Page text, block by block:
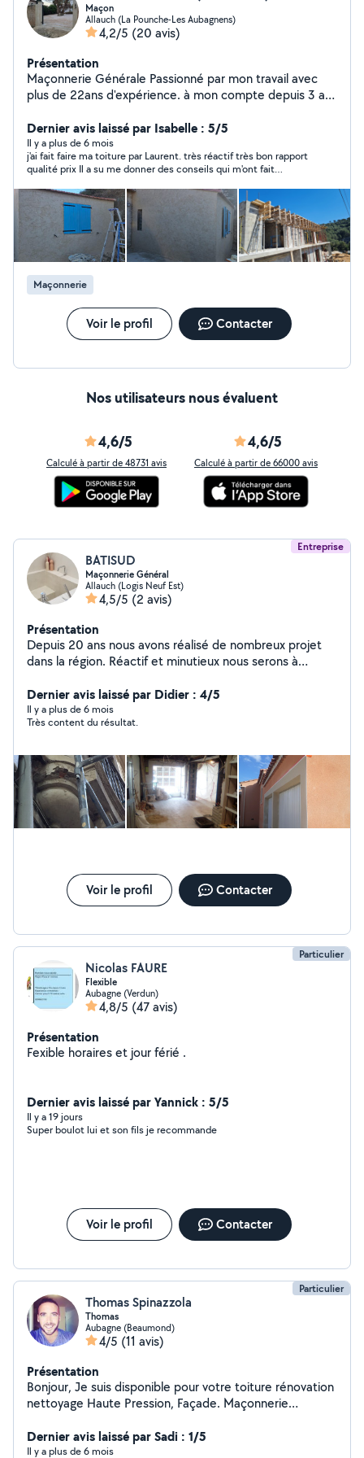
Maçon
Allauch (La Pounche-Les Aubagnens)
4,2/5 (20 avis)
Présentation
Maçonnerie Générale Passionné par mon travail avec
plus de 22ans d'expérience. à mon compte depuis 3 ans
dans les pose et rénovations de toutes types de toit -
Maçonnerie générale neuf et rénovation - construction
de maison -Charpente Couverture -Aménagement
intérieur extérieur - Carrelage sol et fayanse (tous type
de carreaux) - terrassement - piscine traditionnelle ou
moderne - ravalement de façades -placo -Etanchéité -
Création et rénovation de Salle de bain -Pose de
douche à l'italienne -Création et rénovation de Cuisine
C'est avec plaisir que je vous apporte mes
compétences pour qu'ensemble nous réalisons vos
projets Conseil , Déplacement et Devis gratuit
Dernier avis laissé par Isabelle : 5/5
Il y a plus de 6 mois
j'ai fait faire ma toiture par Laurent. très réactif très bon rapport
qualité prix Il a su me donner des conseils qui m'ont fait
sérieu x et à l'écoute. je le recommande vivement.!!!!
Maçonnerie
Voir le profil Contacter
Nos utilisateurs nous évaluent
4,6/5
Calculé à partir de 48731 avis
4,6/5
Calculé à partir de 66000 avis
Entreprise
BATISUD
Maçonnerie Général
Allauch (Logis Neuf Est)
4,5/5 (2 avis)
Présentation
Depuis 20 ans nous avons réalisé de nombreux projet
dans la région. Réactif et minutieux nous serons à
générale Extension et Elévation -Réalisation de clôture -
Charpente et Couverture -Ouverture de mur porteur -
Ravalement de façades -Carrelage et faïence, Sol
douche à l'Italienne ou SPA -Piscine maçonné (y compris
filtration) -Placo, peinture -Etanchéité toit terrasse
Dernier avis laissé par Didier : 4/5
Il y a plus de 6 mois
Très content du résultat.
Voir le profil Contacter
Particulier
Nicolas FAURE
Flexible
Aubagne (Verdun)
4,8/5 (47 avis)
Présentation
Fexible horaires et jour férié .
Dernier avis laissé par Yannick : 5/5
Il y a 19 jours
Super boulot lui et son fils je recommande
Voir le profil Contacter
Particulier
Thomas Spinazzola
Thomas
Aubagne (Beaumond)
4/5 (11 avis)
Présentation
Bonjour, Je suis disponible pour votre toiture rénovation
nettoyage Haute Pression, Façade. Maçonnerie
Dernier avis laissé par Sadi : 1/5
Il y a plus de 6 mois